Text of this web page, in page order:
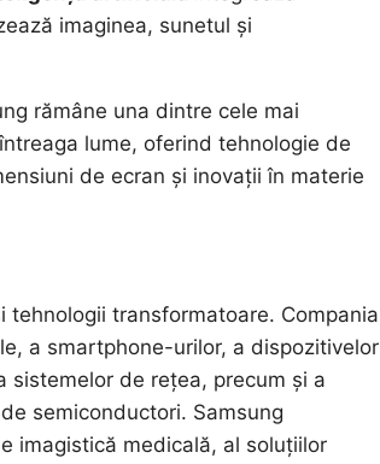
imaginea, sunetul și
rămâne una dintre cele mai
lume, oferind tehnologie de
de ecran și inovații în materie
tehnologii transformatoare. Compania
a smartphone-urilor, a dispozitivelor
sistemelor de rețea, precum și a
semiconductori. Samsung
imagistică medicală, al soluțiilor